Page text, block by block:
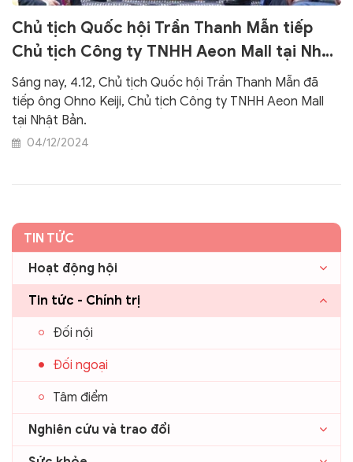
Chủ tịch Quốc hội Trần Thanh Mẫn tiếp
Chủ tịch Công ty TNHH Aeon Mall tại Nhật
Bản
Sáng nay, 4.12, Chủ tịch Quốc hội Trần Thanh Mẫn đã
tiếp ông Ohno Keiji, Chủ tịch Công ty TNHH Aeon Mall
tại Nhật Bản.
04/12/2024
TIN TỨC
Hoạt động hội
Tin tức - Chính trị
Đối nội
Đối ngoại
Tâm điểm
Nghiên cứu và trao đổi